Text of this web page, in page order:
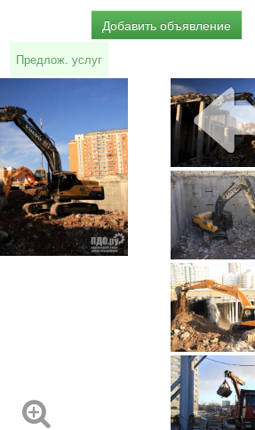
Добавить объявление
Предлож. услуг